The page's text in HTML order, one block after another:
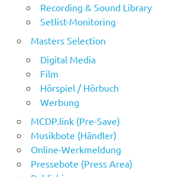
Recording & Sound Library
Setlist-Monitoring
Masters Selection
Digital Media
Film
Hörspiel / Hörbuch
Werbung
MCDP.link (Pre-Save)
Musikbote (Händler)
Online-Werkmeldung
Pressebote (Press Area)